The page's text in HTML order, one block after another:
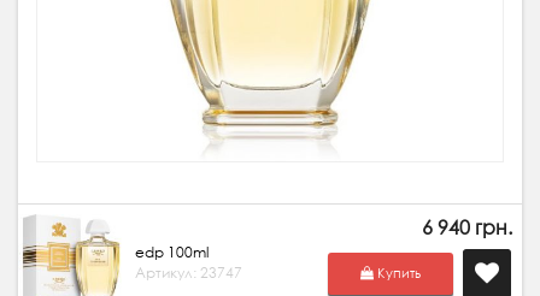
edp 100ml
Артикул: 23747
6 940 грн.
Купить